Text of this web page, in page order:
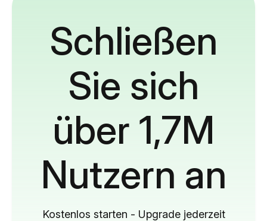
Schließen
Sie sich
über 1,7M
Nutzern an
Kostenlos starten - Upgrade jederzeit